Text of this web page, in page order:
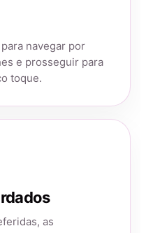
navegar por
e prosseguir para
toque.
as